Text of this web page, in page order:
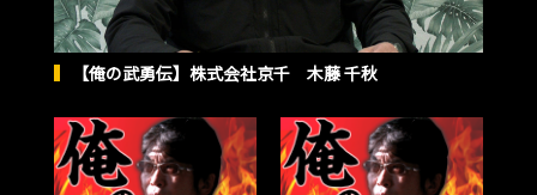
【俺の武勇伝】株式会社京千 木藤 千秋